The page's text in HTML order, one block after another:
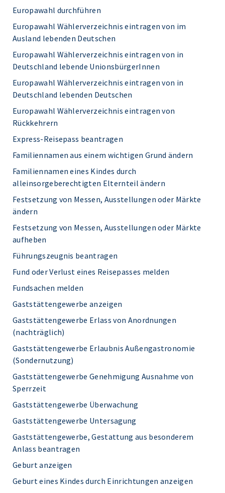
Europawahl durchführen
Europawahl Wählerverzeichnis eintragen von im
Ausland lebenden Deutschen
Europawahl Wählerverzeichnis eintragen von in
Deutschland lebende UnionsbürgerInnen
Europawahl Wählerverzeichnis eintragen von in
Deutschland lebenden Deutschen
Europawahl Wählerverzeichnis eintragen von
Rückkehrern
Express-Reisepass beantragen
Familiennamen aus einem wichtigen Grund ändern
Familiennamen eines Kindes durch
alleinsorgeberechtigten Elternteil ändern
Festsetzung von Messen, Ausstellungen oder Märkte
ändern
Festsetzung von Messen, Ausstellungen oder Märkte
aufheben
Führungszeugnis beantragen
Fund oder Verlust eines Reisepasses melden
Fundsachen melden
Gaststättengewerbe anzeigen
Gaststättengewerbe Erlass von Anordnungen
(nachträglich)
Gaststättengewerbe Erlaubnis Außengastronomie
(Sondernutzung)
Gaststättengewerbe Genehmigung Ausnahme von
Sperrzeit
Gaststättengewerbe Überwachung
Gaststättengewerbe Untersagung
Gaststättengewerbe, Gestattung aus besonderem
Anlass beantragen
Geburt anzeigen
Geburt eines Kindes durch Einrichtungen anzeigen